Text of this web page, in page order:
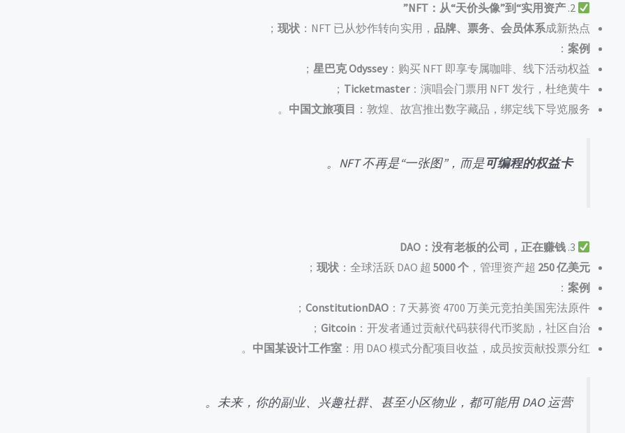
2.
NFT：从“天价头像”到“实用资产”
现状 ：NFT 已从炒作转向实用， 品牌、票务、会员体系成新热点；
案例
：
星巴克 Odyssey：购买 NFT 即享专属咖啡、线下活动权益；
Ticketmaster：演唱会门票用 NFT 发行，杜绝黄牛；
中国文旅项目 ：敦煌、故宫推出数字藏品，绑定线下导览服务。
NFT 不再是“一张图”，而是可编程的权益卡
。
DAO：没有老板的公司，正在赚钱
现状 ：全球活跃 DAO 超 5000 个 ，管理资产超 250 亿美元
；
案例
：
ConstitutionDAO ：7 天募资 4700 万美元竞拍美国宪法原件；
Gitcoin ：开发者通过贡献代码获得代币奖励，社区自治；
中国某设计工作室 ：用 DAO 模式分配项目收益，成员按贡献投票分红。
未来，你的副业、兴趣社群、甚至小区物业，都可能用 DAO 运营。